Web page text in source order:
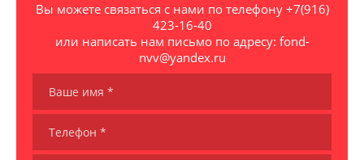
Вы можете связаться с нами по телефону +7(916)
423-16-40
или написать нам письмо по адресу: fond-
nvv@yandex.ru